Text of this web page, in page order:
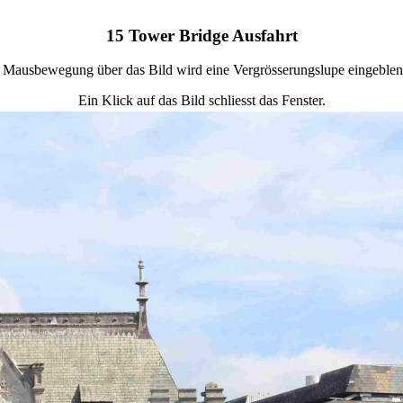
15 Tower Bridge Ausfahrt
über das Bild wird eine Vergrösserungslupe
Ein Klick auf das Bild schliesst das Fenster.